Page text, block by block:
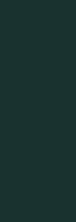
hängt
selbst,
den
das
Sie gehen
einer